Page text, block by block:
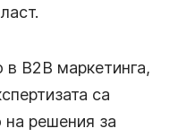
B2B маркетинга,
са
на решения за